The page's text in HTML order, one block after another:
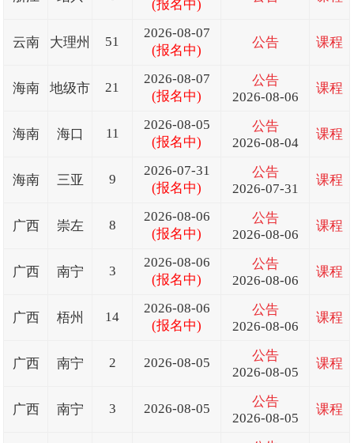
(报名中)
云南 大理州 51
2026-08-07
(报名中)
公告 课程
海南 地级市 21
2026-08-07
(报名中)
公告
2026-08-06
课程
海南 海口 11
2026-08-05
(报名中)
公告
2026-08-04
课程
海南 三亚 9
2026-07-31
(报名中)
公告
2026-07-31
课程
广西 崇左 8
2026-08-06
(报名中)
公告
2026-08-06
课程
广西 南宁 3
2026-08-06
(报名中)
公告
2026-08-06
课程
广西 梧州 14
2026-08-06
(报名中)
公告
2026-08-06
课程
广西 南宁 2 2026-08-05
公告
2026-08-05
课程
广西 南宁 3 2026-08-05
公告
2026-08-05
课程